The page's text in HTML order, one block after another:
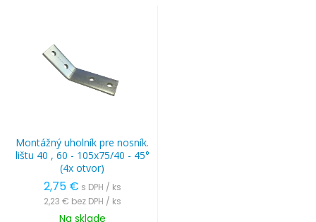
Montážný uholník pre nosník.
lištu 40 , 60 - 105x75/40 - 45°
(4x otvor)
2,75 € s DPH / ks
2,23 € bez DPH / ks
Na sklade